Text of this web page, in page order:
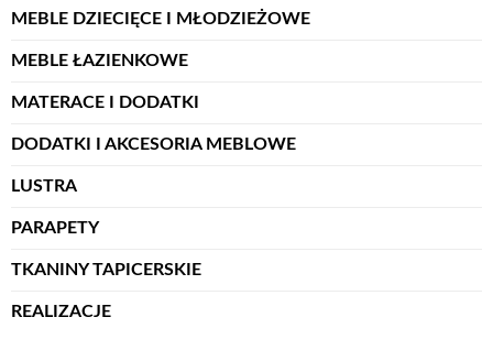
MEBLE DZIECIĘCE I MŁODZIEŻOWE
MEBLE ŁAZIENKOWE
MATERACE I DODATKI
DODATKI I AKCESORIA MEBLOWE
LUSTRA
PARAPETY
TKANINY TAPICERSKIE
REALIZACJE